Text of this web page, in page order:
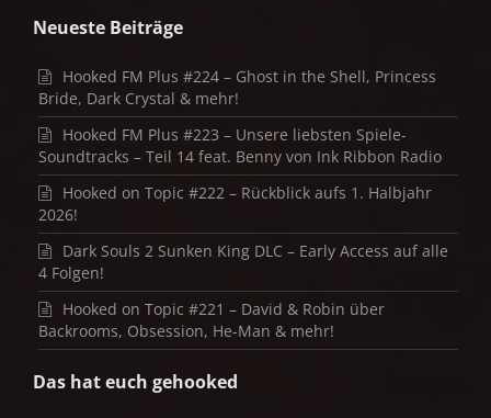
Neueste Beiträge
Hooked FM Plus #224 – Ghost in the Shell, Princess
Bride, Dark Crystal & mehr!
Hooked FM Plus #223 – Unsere liebsten Spiele-
Soundtracks – Teil 14 feat. Benny von Ink Ribbon Radio
Hooked on Topic #222 – Rückblick aufs 1. Halbjahr
2026!
Dark Souls 2 Sunken King DLC – Early Access auf alle
4 Folgen!
Hooked on Topic #221 – David & Robin über
Backrooms, Obsession, He-Man & mehr!
Das hat euch gehooked